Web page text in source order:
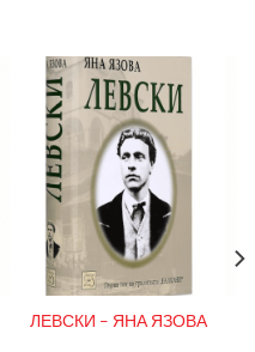
ЛЕВСКИ – ЯНА ЯЗОВА